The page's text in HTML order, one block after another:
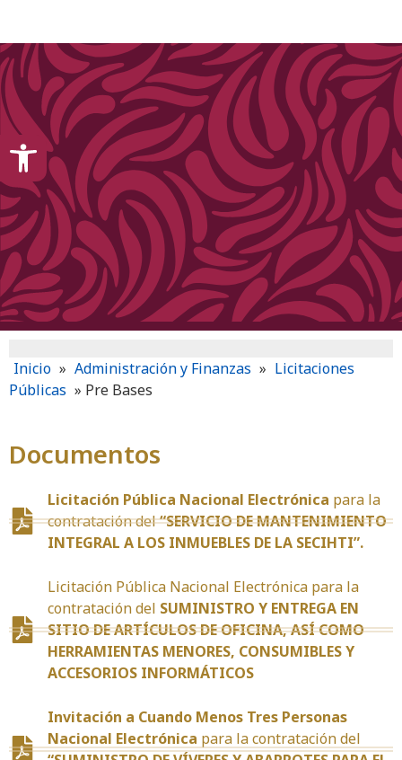
Inicio » Administración y Finanzas » Licitaciones
Públicas » Pre Bases
Documentos
Licitación Pública Nacional Electrónica para la
contratación del“SERVICIO DE MANTENIMIENTO
INTEGRAL A LOS INMUEBLES DE LA SECIHTI”.
Licitación Pública Nacional Electrónica para la
contratación del SUMINISTRO Y ENTREGA EN
SITIO DE ARTÍCULOS DE OFICINA, ASÍ COMO
HERRAMIENTAS MENORES, CONSUMIBLES Y
ACCESORIOS INFORMÁTICOS
Invitación a Cuando Menos Tres Personas
Nacional Electrónica para la contratación del
Open toolbar